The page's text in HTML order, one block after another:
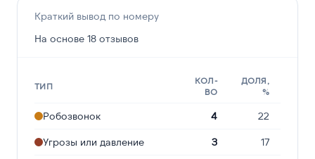
Краткий вывод по номеру
На основе 18 отзывов
ТИП
КОЛ-
ВО
ДОЛЯ,
%
Робозвонок 4 22
Угрозы или давление 3 17